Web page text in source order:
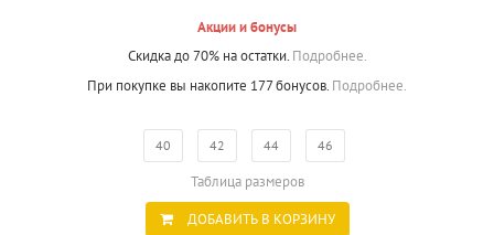
Акции и бонусы
Скидка до 70% на остатки. Подробнее.
При покупке вы накопите 177 бонусов. Подробнее.
40 42 44 46
Таблица размеров
ДОБАВИТЬ В КОРЗИНУ